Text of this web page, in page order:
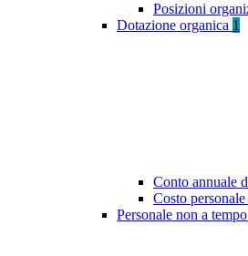
Posizioni
Dotazione organica 1
Conto annuale
Costo
Personale non a